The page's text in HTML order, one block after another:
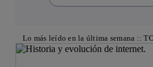
Lo más leído en la última semana ::